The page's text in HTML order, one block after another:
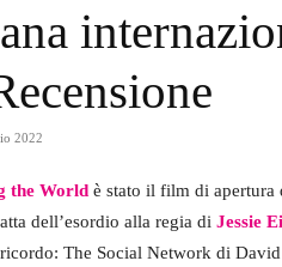
2022
the World è stato il film di apertura
dell’esordio alla regia di Jessie
The Social Network di